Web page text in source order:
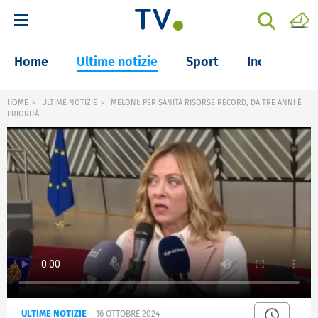
Home Ultime notizie Sport Inchieste
HOME ULTIME NOTIZIE
MELONI: PER SANITÀ RISORSE RECORD, DA TRE ANNI È
PRIORITÀ
ULTIME NOTIZIE 16 OTTOBRE 2024